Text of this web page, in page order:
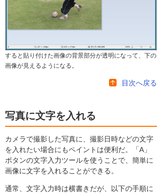
すると貼り付けた画像の背景部分が透明になって、下の
画像が見えるようになる。
目次へ戻る
写真に文字を入れる
カメラで撮影した写真に、撮影日時などの文字
を入れたい場合にもペイントは便利だ。「A」
ボタンの文字入力ツールを使うことで、簡単に
画像に文字を入れることができる。
通常、文字入力時は横書きだが、以下の手順に